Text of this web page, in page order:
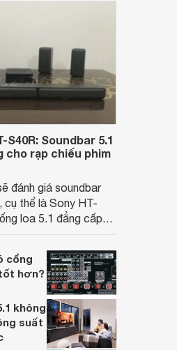
S40R: Soundbar 5.1
cho rạp chiếu phim
đánh giá soundbar
cụ thể là Sony HT-
loa 5.1 đẳng cấp
dân, khoảng 6,3 triệu
cổng
hơn?
không
suất